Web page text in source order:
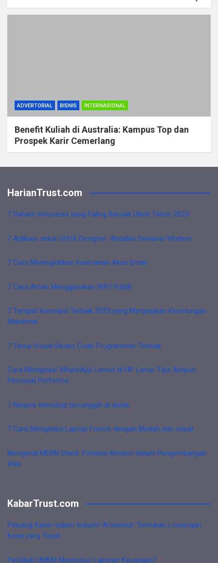
ADVERTORIAL BISNIS INTERNASIONAL
Benefit Kuliah di Australia: Kampus Top dan
Prospek Karir Cemerlang
HarianTrust.com
7 Saham Indonesia yang Paling Banyak Dibeli Tahun 2025
7 Aplikasi untuk UI/UX Designer: Andalan Desainer Modern
7 Cara Meningkatkan Keamanan Akun Email
7 Cara Aman Menggunakan WIFI Publik
7 Tempat Investasi Terbaik 2025 yang Menjanjikan Keuntungan
Maksimal
7 Tema Visual Studio Code Programmer Terbaik
Cara Mengatasi WhatsApp Lemot di HP Lama: Tips Ampuh
Percepat Performa
7 Negara teknologi tercanggih di dunia
7 Cara Mengatasi Laptop Freeze dengan Mudah dan cepat
Mengenal MERN Stack: Fondasi Modern dalam Pengembangan
Web
KabarTrust.com
Peluang Karier dalam Industri Arsitektur: Temukan Lowongan
Kerja yang Tepat
Perlukah UMKM Menyusun Laporan Keuangan?